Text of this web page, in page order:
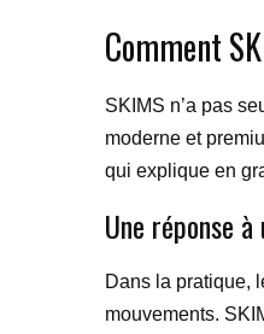
Comment
SKIMS n’a pas
moderne et
qui explique en
Une réponse
Dans la pratique,
mouvements.